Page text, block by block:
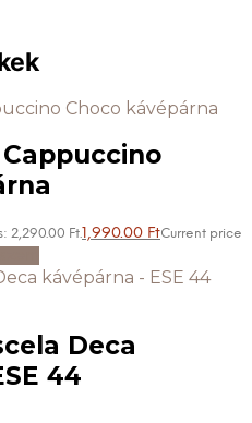
Cappuccino
2,290.00 Ft.1,990.00 FtCurrent price
Deca
44